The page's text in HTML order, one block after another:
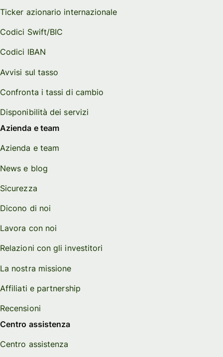
Ticker azionario internazionale
Codici Swift/BIC
Codici IBAN
Avvisi sul tasso
Confronta i tassi di cambio
Disponibilità dei servizi
Azienda e team
Azienda e team
News e blog
Sicurezza
Dicono di noi
Lavora con noi
Relazioni con gli investitori
La nostra missione
Affiliati e partnership
Recensioni
Centro assistenza
Centro assistenza